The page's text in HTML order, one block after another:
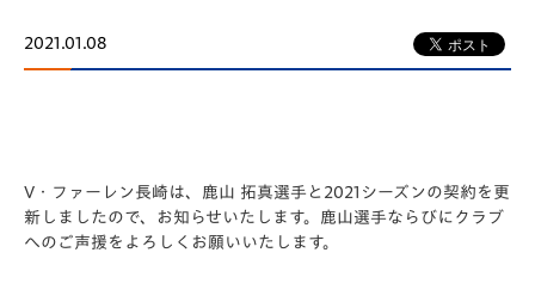
2021.01.08
V・ファーレン長崎は、鹿山 拓真選手と2021シーズンの契約を更
新しましたので、お知らせいたします。鹿山選手ならびにクラブ
へのご声援をよろしくお願いいたします。